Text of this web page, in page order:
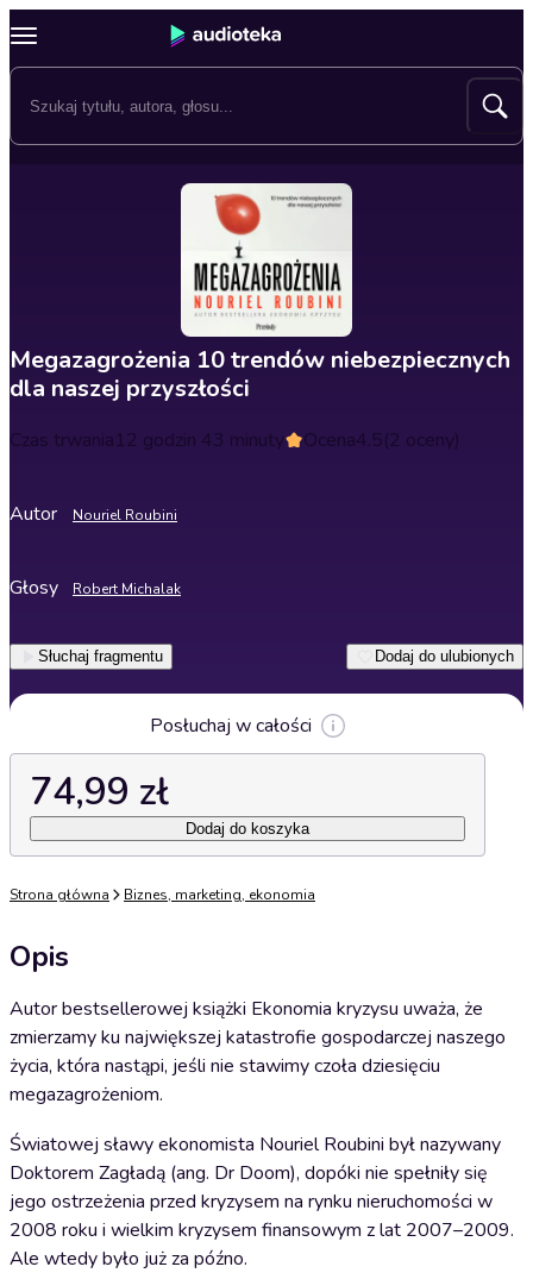
Megazagrożenia 10 trendów niebezpiecznych
dla naszej przyszłości
Czas trwania12 godzin 43 minuty Ocena4.5(2 oceny)
Autor Nouriel Roubini
Głosy Robert Michalak
Słuchaj fragmentu Dodaj do ulubionych
Posłuchaj w całości
74,99 zł
Dodaj do koszyka
Strona główna Biznes, marketing, ekonomia
Opis
Autor bestsellerowej książki Ekonomia kryzysu uważa, że
zmierzamy ku największej katastrofie gospodarczej naszego
życia, która nastąpi, jeśli nie stawimy czoła dziesięciu
megazagrożeniom.
Światowej sławy ekonomista Nouriel Roubini był nazywany
Doktorem Zagładą (ang. Dr Doom), dopóki nie spełniły się
jego ostrzeżenia przed kryzysem na rynku nieruchomości w
2008 roku i wielkim kryzysem finansowym z lat 2007–2009.
Ale wtedy było już za późno.